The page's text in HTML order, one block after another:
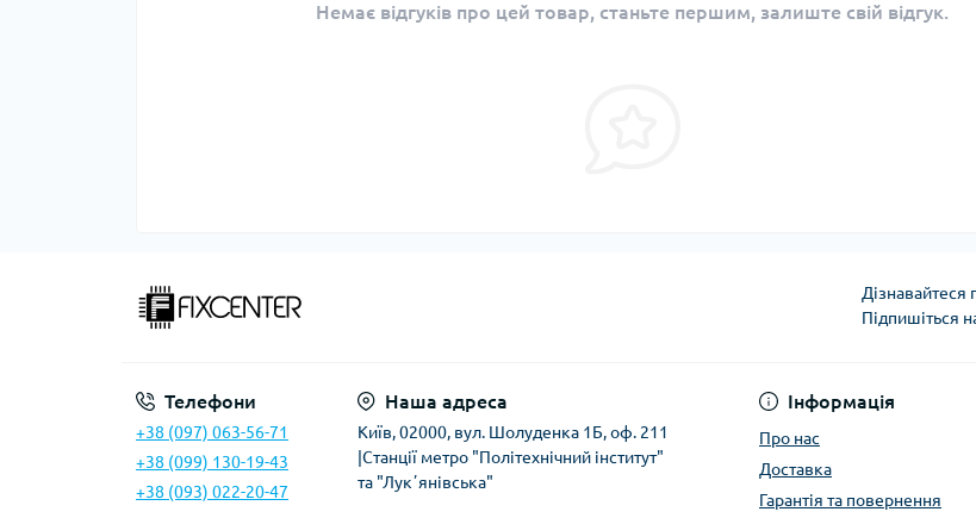
Немає відгуків про цей товар, станьте першим, залиште свій відгук.
Дізнавайтеся
Підпишіться
Телефони
+38 (097) 063-56-71
+38 (099) 130-19-43
+38 (093) 022-20-47
Наша адреса
Київ, 02000, вул. Шолуденка 1Б, оф. 211
|Станції метро "Політехнічний інститут"
та "Лукʼянівська"
Інформація
Про нас
Доставка
Гарантія та повернення